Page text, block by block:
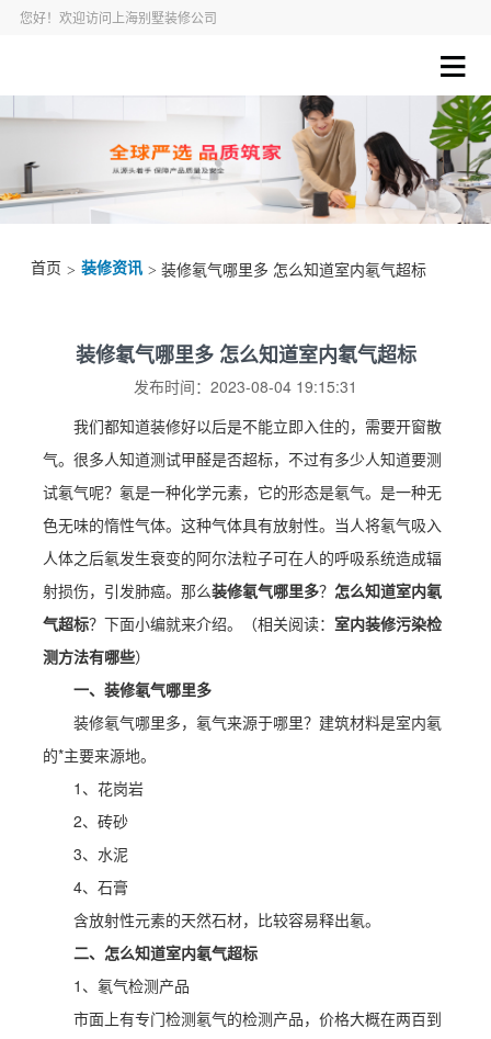
您好！欢迎访问上海别墅装修公司
首页 > 装修资讯 > 装修氡气哪里多 怎么知道室内氡气超标
装修氡气哪里多 怎么知道室内氡气超标
发布时间：2023-08-04 19:15:31
我们都知道装修好以后是不能立即入住的，需要开窗散
气。很多人知道测试甲醛是否超标，不过有多少人知道要测
试氡气呢？氡是一种化学元素，它的形态是氡气。是一种无
色无味的惰性气体。这种气体具有放射性。当人将氡气吸入
人体之后氡发生衰变的阿尔法粒子可在人的呼吸系统造成辐
射损伤，引发肺癌。那么装修氡气哪里多？ 怎么知道室内氡
气超标？下面小编就来介绍。（相关阅读： 室内装修污染检
测方法有哪些）
一、装修氡气哪里多
装修氡气哪里多，氡气来源于哪里？建筑材料是室内氡
的*主要来源地。
1、花岗岩
2、砖砂
3、水泥
4、石膏
含放射性元素的天然石材，比较容易释出氡。
二、怎么知道室内氡气超标
1、氡气检测产品
市面上有专门检测氡气的检测产品，价格大概在两百到